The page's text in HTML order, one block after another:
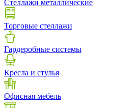
Стеллажи металлические
Торговые стеллажи
Гардеробные системы
Кресла и стулья
Офисная мебель